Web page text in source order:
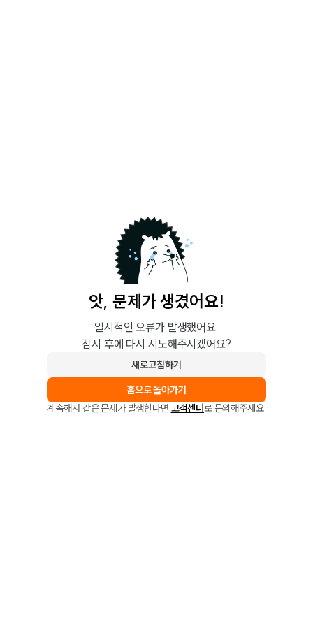
앗, 문제가 생겼어요!
일시적인 오류가 발생했어요.
잠시 후에 다시 시도해주시겠어요?
새로고침하기
홈으로 돌아가기
계속해서 같은 문제가 발생한다면 고객센터로 문의해주세요.